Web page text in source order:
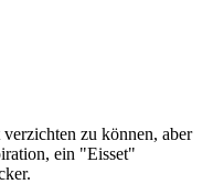
zu können, aber
ein "Eisset"